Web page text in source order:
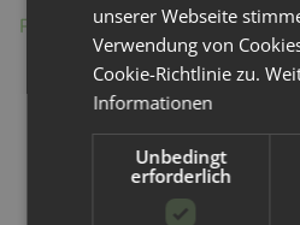
Produktdetails auf einen Blick
Inhalt: 3er-Pack
Wirkung: Bis zu 4 Wochen pro
Duft: Lavendel oder Zitrone
Maße pro Dose: ca. 7 cm (B) x
Material: PP-Behälter
unserer Webseite
Verwendung von
Cookie-Richtlinie zu.
Informationen
Unbedingt
erforderlich